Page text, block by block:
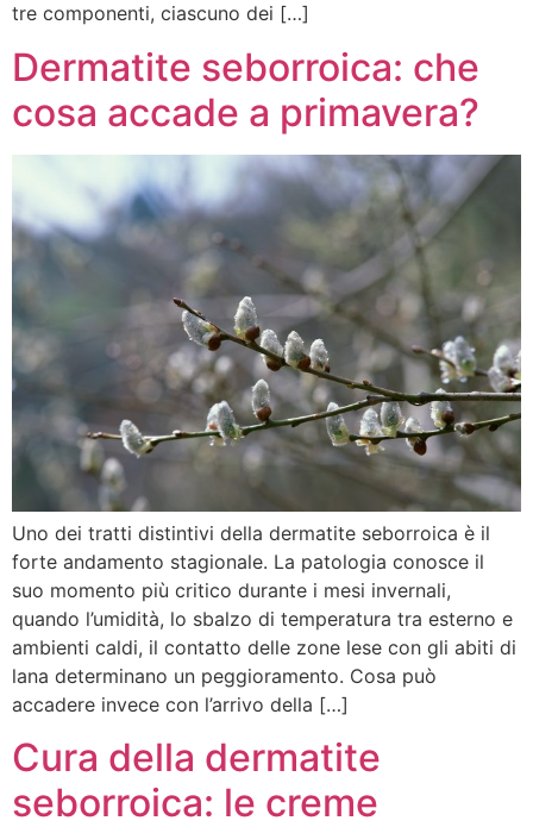
tre componenti, ciascuno dei […]
Dermatite seborroica: che
cosa accade a primavera?
Uno dei tratti distintivi della dermatite seborroica è il
forte andamento stagionale. La patologia conosce il
suo momento più critico durante i mesi invernali,
quando l’umidità, lo sbalzo di temperatura tra esterno e
ambienti caldi, il contatto delle zone lese con gli abiti di
lana determinano un peggioramento. Cosa può
accadere invece con l’arrivo della […]
Cura della dermatite
seborroica: le creme